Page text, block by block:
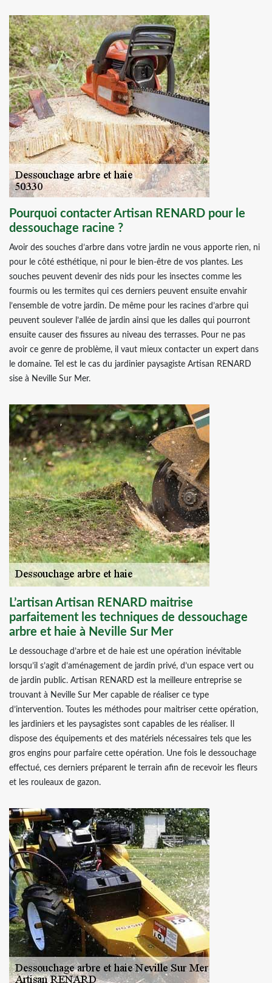
Pourquoi contacter Artisan RENARD pour le
dessouchage racine ?
Avoir des souches d’arbre dans votre jardin ne vous apporte rien, ni
pour le côté esthétique, ni pour le bien-être de vos plantes. Les
souches peuvent devenir des nids pour les insectes comme les
fourmis ou les termites qui ces derniers peuvent ensuite envahir
l’ensemble de votre jardin. De même pour les racines d’arbre qui
peuvent soulever l’allée de jardin ainsi que les dalles qui pourront
ensuite causer des fissures au niveau des terrasses. Pour ne pas
avoir ce genre de problème, il vaut mieux contacter un expert dans
le domaine. Tel est le cas du jardinier paysagiste Artisan RENARD
sise à Neville Sur Mer.
L’artisan Artisan RENARD maitrise
parfaitement les techniques de dessouchage
arbre et haie à Neville Sur Mer
Le dessouchage d’arbre et de haie est une opération inévitable
lorsqu’il s’agit d’aménagement de jardin privé, d’un espace vert ou
de jardin public. Artisan RENARD est la meilleure entreprise se
trouvant à Neville Sur Mer capable de réaliser ce type
d’intervention. Toutes les méthodes pour maitriser cette opération,
les jardiniers et les paysagistes sont capables de les réaliser. Il
dispose des équipements et des matériels nécessaires tels que les
gros engins pour parfaire cette opération. Une fois le dessouchage
effectué, ces derniers préparent le terrain afin de recevoir les fleurs
et les rouleaux de gazon.